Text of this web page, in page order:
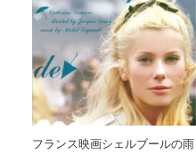
フランス映画シェルブールの雨